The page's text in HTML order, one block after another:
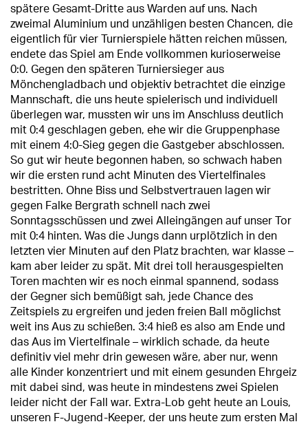
spätere Gesamt-Dritte aus Warden auf uns. Nach
zweimal Aluminium und unzähligen besten Chancen, die
eigentlich für vier Turnierspiele hätten reichen müssen,
endete das Spiel am Ende vollkommen kurioserweise
0:0. Gegen den späteren Turniersieger aus
Mönchengladbach und objektiv betrachtet die einzige
Mannschaft, die uns heute spielerisch und individuell
überlegen war, mussten wir uns im Anschluss deutlich
mit 0:4 geschlagen geben, ehe wir die Gruppenphase
mit einem 4:0-Sieg gegen die Gastgeber abschlossen.
So gut wir heute begonnen haben, so schwach haben
wir die ersten rund acht Minuten des Viertelfinales
bestritten. Ohne Biss und Selbstvertrauen lagen wir
gegen Falke Bergrath schnell nach zwei
Sonntagsschüssen und zwei Alleingängen auf unser Tor
mit 0:4 hinten. Was die Jungs dann urplötzlich in den
letzten vier Minuten auf den Platz brachten, war klasse –
kam aber leider zu spät. Mit drei toll herausgespielten
Toren machten wir es noch einmal spannend, sodass
der Gegner sich bemüßigt sah, jede Chance des
Zeitspiels zu ergreifen und jeden freien Ball möglichst
weit ins Aus zu schießen. 3:4 hieß es also am Ende und
das Aus im Viertelfinale – wirklich schade, da heute
definitiv viel mehr drin gewesen wäre, aber nur, wenn
alle Kinder konzentriert und mit einem gesunden Ehrgeiz
mit dabei sind, was heute in mindestens zwei Spielen
leider nicht der Fall war. Extra-Lob geht heute an Louis,
unseren F-Jugend-Keeper, der uns heute zum ersten Mal